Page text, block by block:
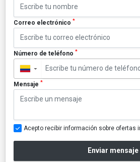
Correo electrónico *
Número de teléfono *
▼
Mensaje *
Acepto recibir información sobre ofertas
Enviar mensaje